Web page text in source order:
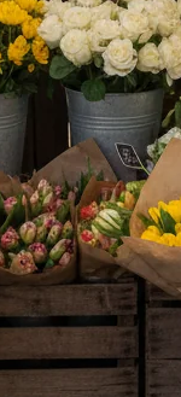
Standort
Osnabrück